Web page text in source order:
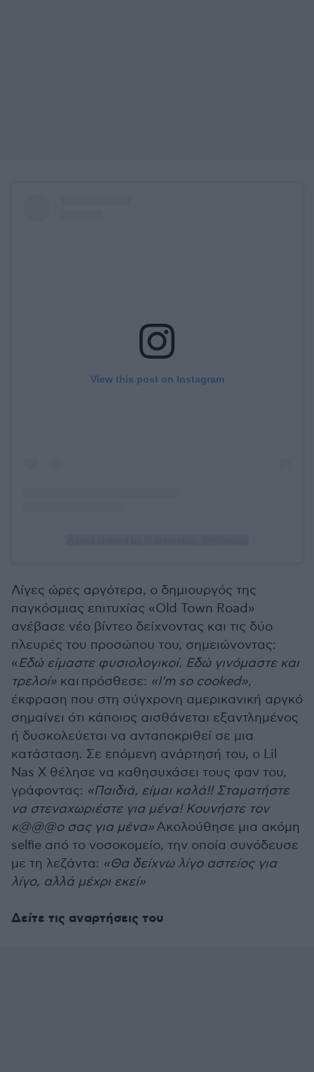
View this post on Instagram
Λίγες ώρες αργότερα, ο δημιουργός της
παγκόσμιας επιτυχίας «Old Town Road»
ανέβασε νέο βίντεο δείχνοντας και τις δύο
πλευρές του προσώπου του, σημειώνοντας:
«Εδώ είμαστε φυσιολογικοί. Εδώ γινόμαστε και
τρελοί» και πρόσθεσε: «I'm so cooked»,
έκφραση που στη σύγχρονη αμερικανική αργκό
σημαίνει ότι κάποιος αισθάνεται εξαντλημένος
ή δυσκολεύεται να ανταποκριθεί σε μια
κατάσταση. Σε επόμενη ανάρτησή του, ο Lil
Nas X θέλησε να καθησυχάσει τους φαν του,
γράφοντας: «Παιδιά, είμαι καλά!! Σταματήστε
να στεναχωριέστε για μένα! Κουνήστε τον
κ@@@ο σας για μένα»Ακολούθησε μια ακόμη
selfie από το νοσοκομείο, την οποία συνόδευσε
με τη λεζάντα: «Θα δείχνω λίγο αστείος για
λίγο, αλλά μέχρι εκεί»
Δείτε τις αναρτήσεις του